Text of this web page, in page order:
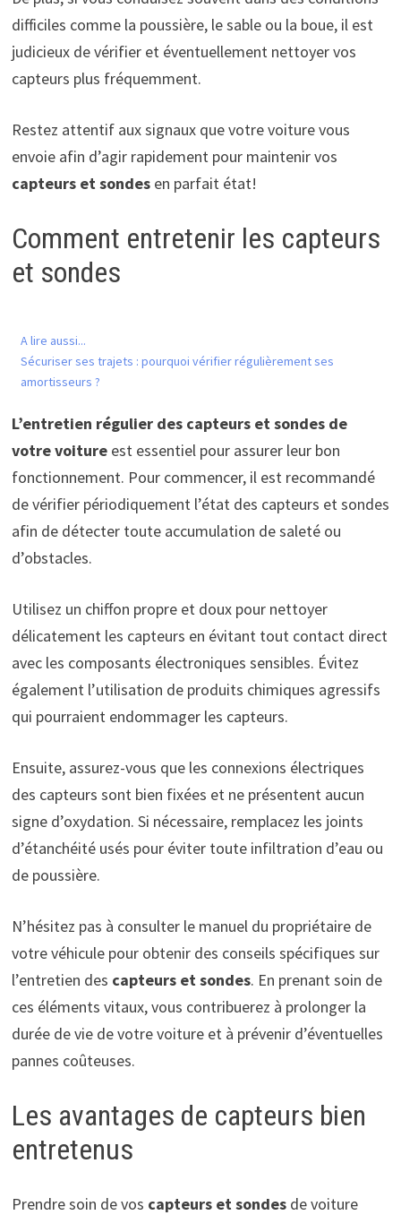
difficiles comme la poussière, le sable ou la boue, il est
judicieux de vérifier et éventuellement nettoyer vos
capteurs plus fréquemment.
Restez attentif aux signaux que votre voiture vous
envoie afin d’agir rapidement pour maintenir vos
capteurs et sondesen parfait état!
Comment entretenir les capteurs
et sondes
A lire aussi...
Sécuriser ses trajets : pourquoi vérifier régulièrement ses
amortisseurs ?
L’entretien régulier des capteurs et sondes de
votre voitureest essentiel pour assurer leur bon
fonctionnement. Pour commencer, il est recommandé
de vérifier périodiquement l’état des capteurs et sondes
afin de détecter toute accumulation de saleté ou
d’obstacles.
Utilisez un chiffon propre et doux pour nettoyer
délicatement les capteurs en évitant tout contact direct
avec les composants électroniques sensibles. Évitez
également l’utilisation de produits chimiques agressifs
qui pourraient endommager les capteurs.
Ensuite, assurez-vous que les connexions électriques
des capteurs sont bien fixées et ne présentent aucun
signe d’oxydation. Si nécessaire, remplacez les joints
d’étanchéité usés pour éviter toute infiltration d’eau ou
de poussière.
N’hésitez pas à consulter le manuel du propriétaire de
votre véhicule pour obtenir des conseils spécifiques sur
l’entretien des capteurs et sondes. En prenant soin de
ces éléments vitaux, vous contribuerez à prolonger la
durée de vie de votre voiture et à prévenir d’éventuelles
pannes coûteuses.
Les avantages de capteurs bien
entretenus
Prendre soin de vos capteurs et sondesde voiture